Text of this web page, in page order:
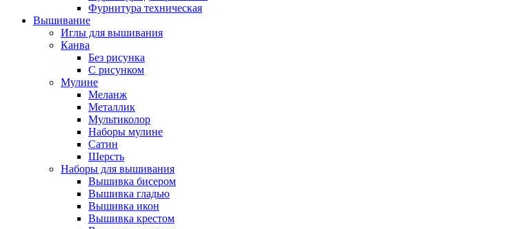
Фурнитура техническая
Вышивание
Иглы для вышивания
Канва
Без рисунка
С рисунком
Мулине
Меланж
Металлик
Мультиколор
Наборы мулине
Сатин
Шерсть
Наборы для вышивания
Вышивка бисером
Вышивка гладью
Вышивка икон
Вышивка крестом